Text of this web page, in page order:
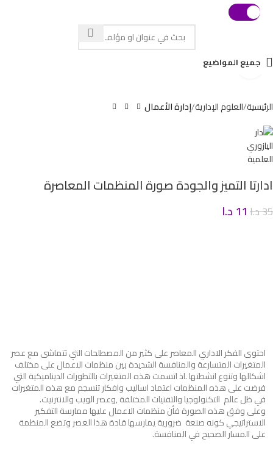
د.ا
جميع المواضيع
Click to enlarge
الرئيسية العلوم الإدارية إدارة الأعمال
ادارتا التميز والجودة صورة المنظمات المعاصرة
35د.ا 11 د.ا
احتوى الفكر الاداري المعاصر على كثير من المصطلحات التي تتماشى مع عصر
المتغيرات المتسارعة والمنافسة الشديدة بين منظمات الاعمال على مختلف
اشكالها وتنوع انشطتها .اذ اتسمت هذه المتغيرات بالتطورات الديناميكية التي
فرضت على هذه المنظمات اعتماد اساليب وافكار تنسجم مع هذه المتغيرات
في ظل عالم التكنولوجيا والتقنيات المختلفة ,وعصر الويب والانترنيت.
وعلى وفق هذه الصورة فأن منظمات الاعمال عليها ممارسة التفكير
الاستراتيجي كونه صنعة ضرورية يمارسها قادة هذا العصر وتضع المنظمة
على المسار الصحيح في المنافسة.